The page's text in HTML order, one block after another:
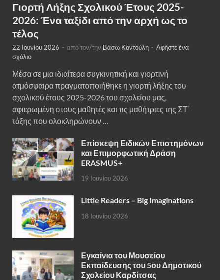
Γιορτή Λήξης Σχολικού Έτους 2025-
2026: Ένα ταξίδι από την αρχή ως το
τέλος
22 Ιουνίου 2026 - από τον/την Βάσω Κοντούλη - Αφήστε ένα
σχόλιο
Μέσα σε μια ιδιαίτερα συγκινητική και γιορτινή
ατμόσφαιρα πραγματοποιήθηκε η γιορτή λήξης του
σχολικού έτους 2025-2026 του σχολείου μας,
αφιερωμένη στους μαθητές και τις μαθήτριες της ΣΤ΄
τάξης που ολοκληρώνουν …
Επίσκεψη Ειδικών Επιστημόνων
και Επιμορφωτική Δράση
ERASMUS+
19 Ιουνίου 2026
Little Readers – Big Imaginations
18 Ιουνίου 2026
Εγκαίνια του Μουσείου
Εκπαίδευσης του 5ου Δημοτικού
Σχολείου Καρδίτσας